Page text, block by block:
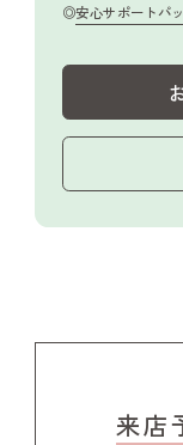
安心サポートパ
来店